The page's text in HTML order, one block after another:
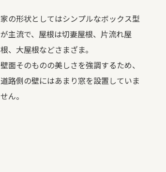
家の形状としてはシンプルなボックス型
が主流で、屋根は切妻屋根、片流れ屋
根、大屋根などさまざま。
壁面そのものの美しさを強調するため、
道路側の壁にはあまり窓を設置していま
せん。